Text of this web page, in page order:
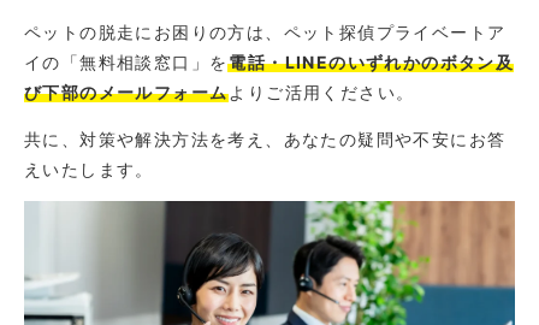
ペットの脱走にお困りの方は、ペット探偵プライベートア
イの「無料相談窓口」を電話・LINEのいずれかのボタン及
び下部のメールフォームよりご活用ください。
共に、対策や解決方法を考え、あなたの疑問や不安にお答
えいたします。